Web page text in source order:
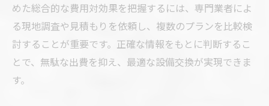
めた総合的な費用対効果を把握するには、専門業者によ
る現地調査や見積もりを依頼し、複数のプランを比較検
討することが重要です。正確な情報をもとに判断するこ
とで、無駄な出費を抑え、最適な設備交換が実現できま
す。